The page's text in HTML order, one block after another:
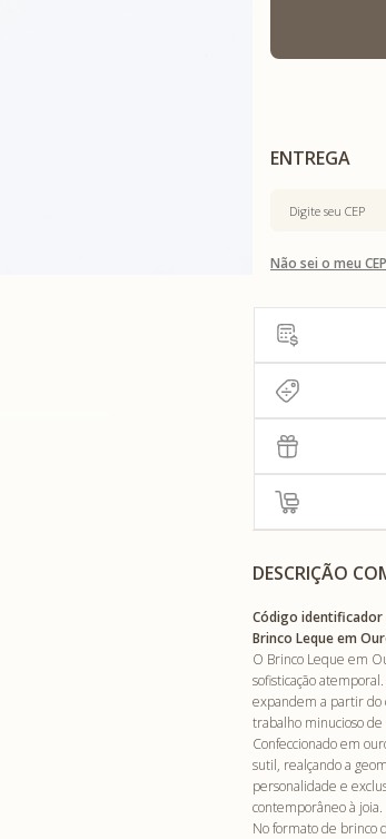
Não sei o meu CEP
DESCRIÇÃO
Código identificador
Brinco Leque em
O Brinco Leque em
sofisticação
expandem a partir
trabalho minucioso
Confeccionado em
sutil, realçando a
personalidade e
contemporâneo à joia.
No formato de brinco